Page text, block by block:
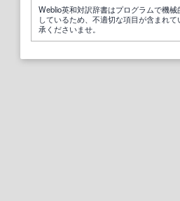
Weblio英和対訳辞書はプログラムで機
しているため、不適切な項目が含まれ
承くださいませ。